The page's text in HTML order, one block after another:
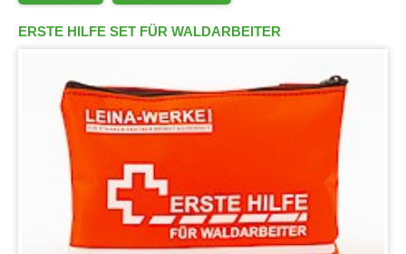
ERSTE HILFE SET FÜR WALDARBEITER